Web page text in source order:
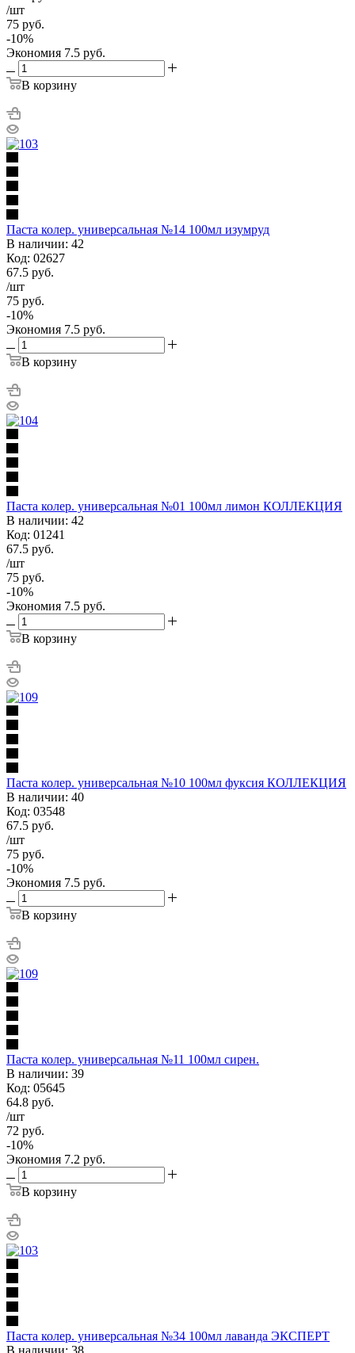
/шт
75 руб.
-10%
Экономия 7.5 руб.
В корзину
Паста колер. универсальная №14 100мл изумруд
В наличии: 42
Код: 02627
67.5 руб.
/шт
75 руб.
-10%
Экономия 7.5 руб.
В корзину
Паста колер. универсальная №01 100мл лимон КОЛЛЕКЦИЯ
В наличии: 42
Код: 01241
67.5 руб.
/шт
75 руб.
-10%
Экономия 7.5 руб.
В корзину
Паста колер. универсальная №10 100мл фуксия КОЛЛЕКЦИЯ
В наличии: 40
Код: 03548
67.5 руб.
/шт
75 руб.
-10%
Экономия 7.5 руб.
В корзину
Паста колер. универсальная №11 100мл сирен.
В наличии: 39
Код: 05645
64.8 руб.
/шт
72 руб.
-10%
Экономия 7.2 руб.
В корзину
Паста колер. универсальная №34 100мл лаванда ЭКСПЕРТ
В наличии: 38